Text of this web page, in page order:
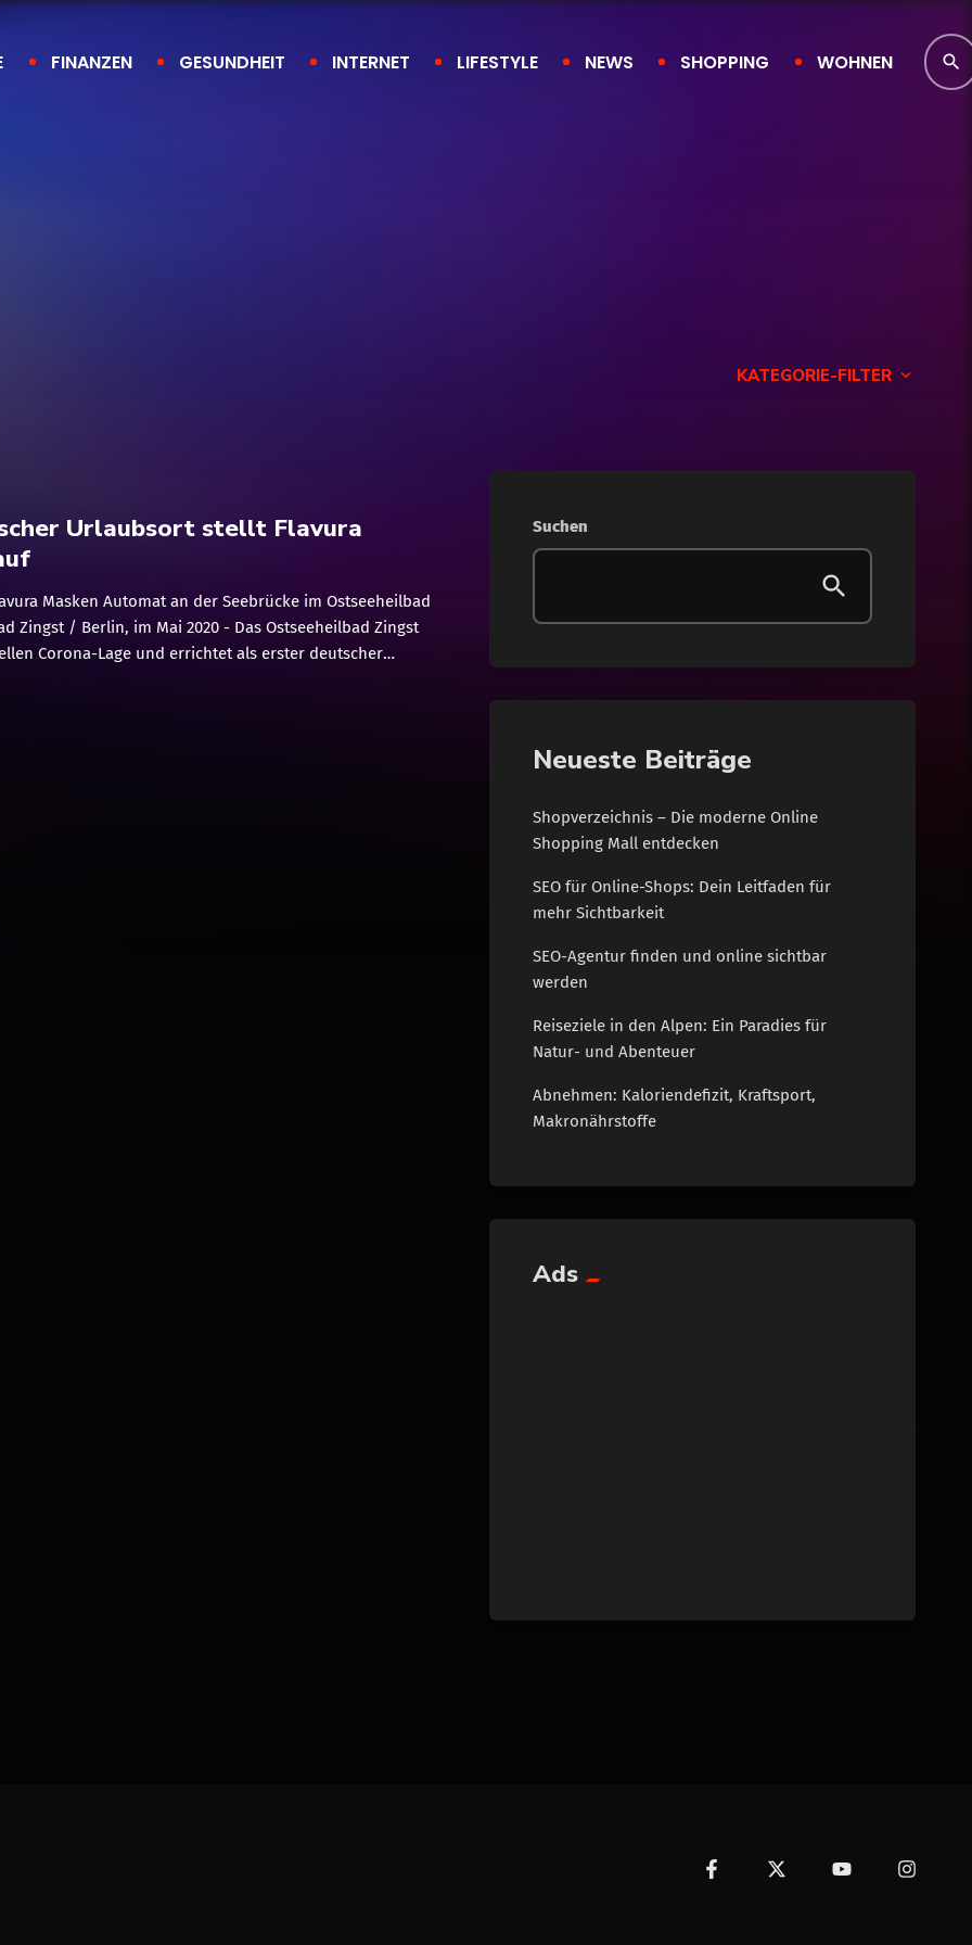
FINANZEN GESUNDHEIT INTERNET LIFESTYLE NEWS SHOPPING WOHNEN search
KATEGORIE-FILTER keyboard_arrow_down
Internet
Lifestyle
Shopping
Wohnen
Urlaubsort stellt Flavura
Masken Automat an der Seebrücke im Ostseeheilbad
Zingst / Berlin, im Mai 2020 - Das Ostseeheilbad Zingst
Corona-Lage und errichtet als erster deutscher
Suchen
Neueste Beiträge
Shopverzeichnis – Die moderne Online
Shopping Mall entdecken
SEO für Online-Shops: Dein Leitfaden für
mehr Sichtbarkeit
SEO-Agentur finden und online sichtbar
werden
Reiseziele in den Alpen: Ein Paradies für
Natur- und Abenteuer
Abnehmen: Kaloriendefizit, Kraftsport,
Makronährstoffe
Ads